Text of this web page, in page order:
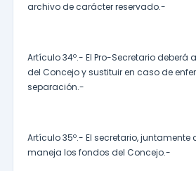
archivo de carácter reservado.-
Artículo 34º.- El Pro-Secretario deberá
del Concejo y sustituir en caso de
separación.-
Artículo 35º.- El secretario, juntamente
maneja los fondos del Concejo.-